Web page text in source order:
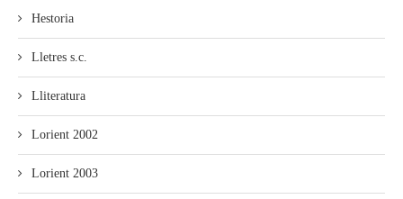
Hestoria
Lletres s.c.
Lliteratura
Lorient 2002
Lorient 2003